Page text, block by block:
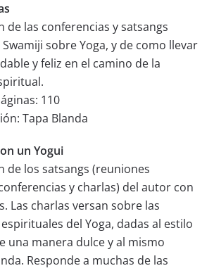
de las conferencias y satsangs
sobre Yoga, y de como llevar
y feliz en el camino de la
110
Tapa Blanda
un Yogui
de los satsangs (reuniones
y charlas) del autor con
Las charlas versan sobre las
del Yoga, dadas al estilo
una manera dulce y al mismo
Responde a muchas de las